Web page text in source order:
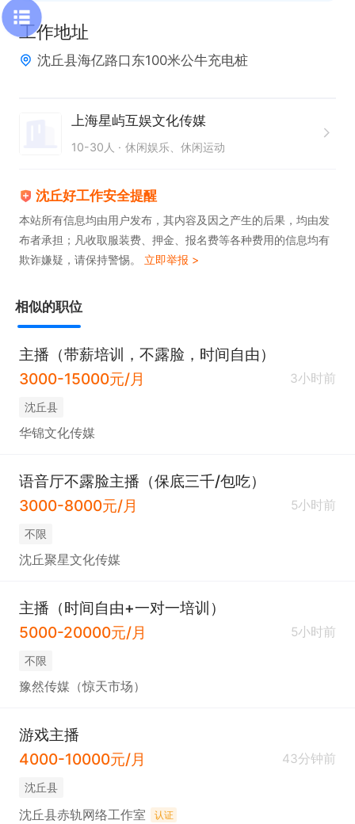
上班时间可根据个人情况调整，每场直播3-6个小时
工作地址
沈丘县海亿路口东100米公牛充电桩
上海星屿互娱文化传媒
10-30人 休闲娱乐、休闲运动
沈丘好工作安全提醒
本站所有信息均由用户发布，其内容及因之产生的后果，均由发
布者承担；凡收取服装费、押金、报名费等各种费用的信息均有
欺诈嫌疑，请保持警惕。 立即举报 >
相似的职位
主播（带薪培训，不露脸，时间自由）
3000-15000元/月
3小时前
沈丘县
华锦文化传媒
语音厅不露脸主播（保底三千/包吃）
3000-8000元/月
5小时前
不限
沈丘聚星文化传媒
主播（时间自由+一对一培训）
5000-20000元/月
5小时前
不限
豫然传媒（惊天市场）
游戏主播
4000-10000元/月
43分钟前
沈丘县
沈丘县赤轨网络工作室 认证